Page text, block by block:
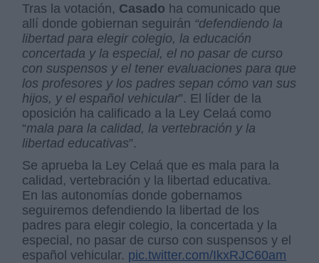
Tras la votación, Casado ha comunicado que
allí donde gobiernan seguirán “defendiendo la
libertad para elegir colegio, la educación
concertada y la especial, el no pasar de curso
con suspensos y el tener evaluaciones para que
los profesores y los padres sepan cómo van sus
hijos, y el español vehicular”. El líder de la
oposición ha calificado a la Ley Celaá como
“mala para la calidad, la vertebración y la
libertad educativas”.
Se aprueba la Ley Celaá que es mala para la
calidad, vertebración y la libertad educativa.
En las autonomías donde gobernamos
seguiremos defendiendo la libertad de los
padres para elegir colegio, la concertada y la
especial, no pasar de curso con suspensos y el
español vehicular. pic.twitter.com/IkxRJC60am